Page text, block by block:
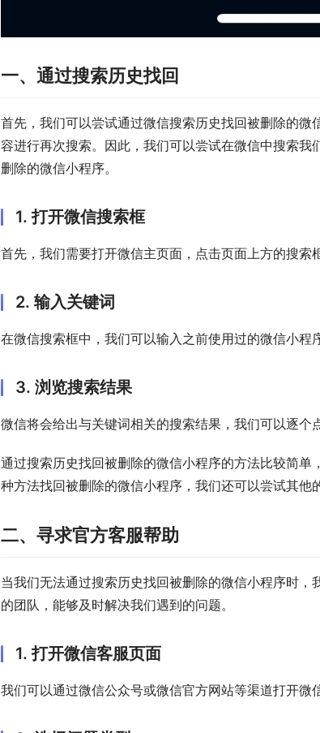
一、通过搜索历史找回
首先，我们可以尝试通过微信搜索历史找回被删除的
容进行再次搜索。因此，我们可以尝试在微信中搜索
删除的微信小程序。
1. 打开微信搜索框
首先，我们需要打开微信主页面，点击页面上方的搜索
2. 输入关键词
在微信搜索框中，我们可以输入之前使用过的微信小程
3. 浏览搜索结果
微信将会给出与关键词相关的搜索结果，我们可以逐个
通过搜索历史找回被删除的微信小程序的方法比较简
种方法找回被删除的微信小程序，我们还可以尝试其他
二、寻求官方客服帮助
当我们无法通过搜索历史找回被删除的微信小程序时
的团队，能够及时解决我们遇到的问题。
1. 打开微信客服页面
我们可以通过微信公众号或微信官方网站等渠道打开微